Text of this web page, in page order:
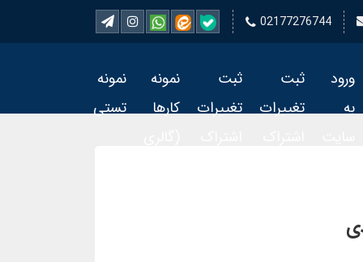
02177276744
ورود
به
ثبت
تغییرات
ثبت
تغییرات
نمونه
کارها
نمونه
تستی